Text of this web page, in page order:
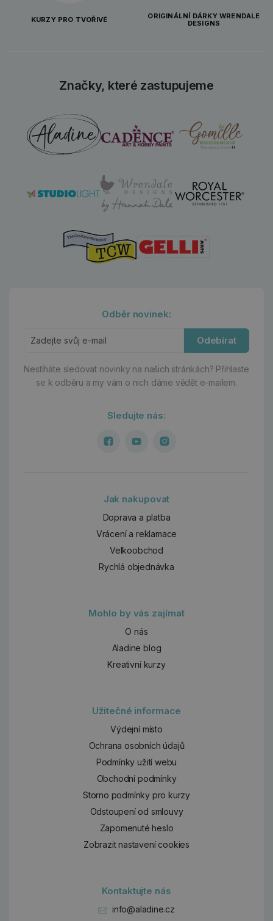
KURZY PRO TVOŘIVÉ
ORIGINÁLNÍ DÁRKY WRENDALE
DESIGNS
Značky, které zastupujeme
Odběr novinek:
Odebírat
Nestíháte sledovat novinky na našich stránkách? Přihlaste
se k odběru a my vám o nich dáme vědět e-mailem.
Sledujte nás:
Jak nakupovat
Doprava a platba
Vrácení a reklamace
Velkoobchod
Rychlá objednávka
Mohlo by vás zajímat
O nás
Aladine blog
Kreativní kurzy
Užitečné informace
Výdejní místo
Ochrana osobních údajů
Podmínky užití webu
Obchodní podmínky
Storno podmínky pro kurzy
Odstoupení od smlouvy
Zapomenuté heslo
Zobrazit nastavení cookies
Kontaktujte nás
info@aladine.cz